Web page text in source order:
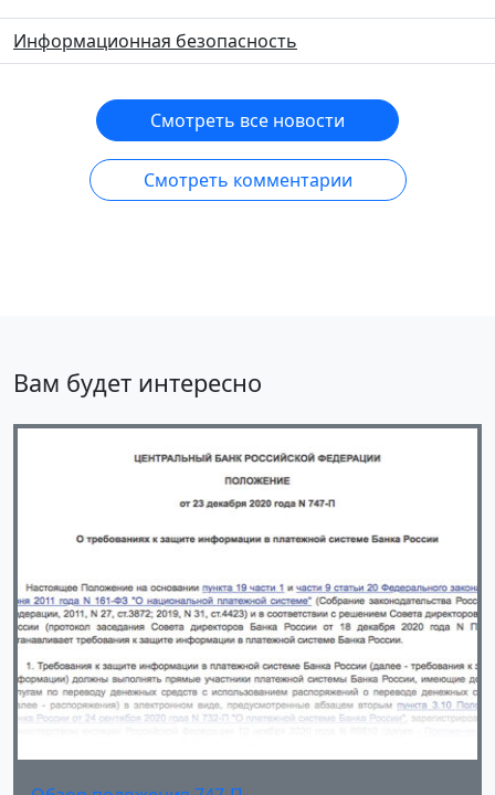
Информационная безопасность
Смотреть все новости
Смотреть комментарии
Вам будет интересно